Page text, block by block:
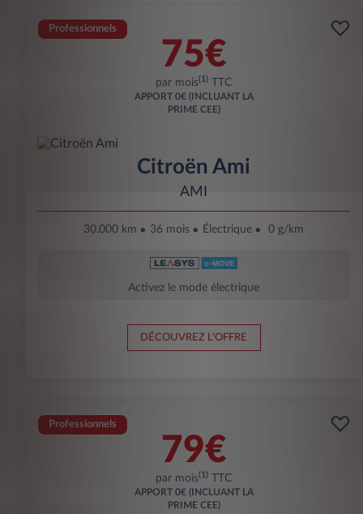
Professionnels
75€
par mois(1) TTC
APPORT 0€ (INCLUANT LA
PRIME CEE)
Citroën Ami
AMI
30.000 km 36 mois Électrique 0 g/km
Activez le mode électrique
DÉCOUVREZ L'OFFRE
Professionnels
79€
par mois(1) TTC
APPORT 0€ (INCLUANT LA
PRIME CEE)